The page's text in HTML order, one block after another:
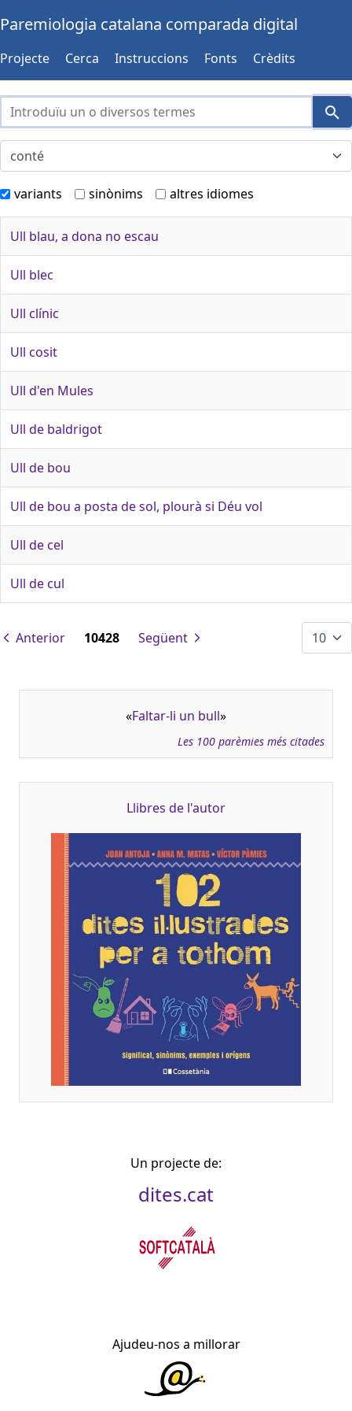
Paremiologia catalana comparada digital
Projecte Cerca Instruccions Fonts Crèdits
variants sinònims altres idiomes
Ull blau, a dona no escau
Ull blec
Ull clínic
Ull cosit
Ull d'en Mules
Ull de baldrigot
Ull de bou
Ull de bou a posta de sol, plourà si Déu vol
Ull de cel
Ull de cul
Anterior 10428 Següent
«Faltar-li un bull»
Les 100 parèmies més citades
Llibres de l'autor
Un projecte de:
dites.cat
Ajudeu-nos a millorar